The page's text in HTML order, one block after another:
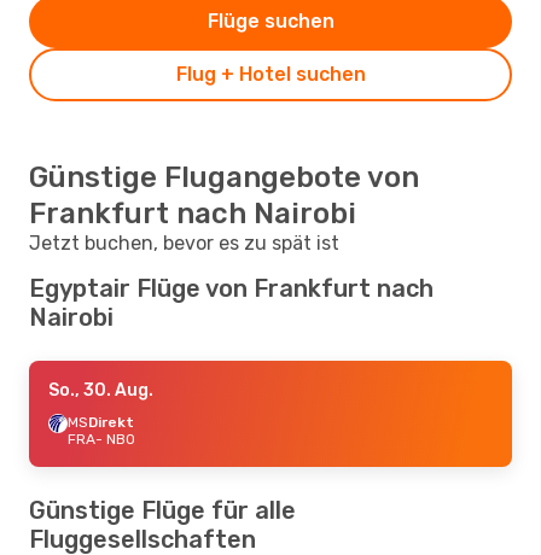
Flug + Hotel suchen
Flüge suchen
Günstige Flugangebote von
Frankfurt nach Nairobi
Jetzt buchen, bevor es zu spät ist
Egyptair Flüge von Frankfurt nach
Nairobi
So., 30. Aug.
MSDirekt
FRA- NBO
Günstige Flüge für alle
Fluggesellschaften